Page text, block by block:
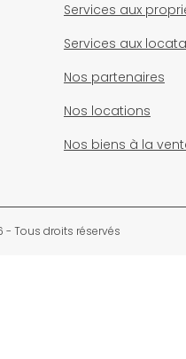
Services aux
Services aux
Nos partenaires
Nos locations
Nos biens à la
Tous droits réservés